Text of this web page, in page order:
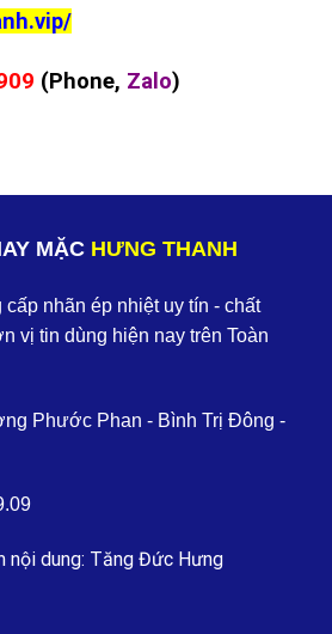
(Phone, Zalo)
MẶC HƯNG THANH
nhãn ép nhiệt uy tín - chất
vị tin dùng hiện nay trên Toàn
Phước Phan - Bình Trị Đông -
nội dung: Tăng Đức Hưng